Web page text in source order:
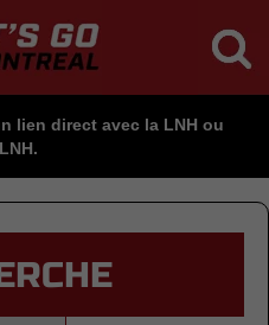
lien direct avec la LNH ou